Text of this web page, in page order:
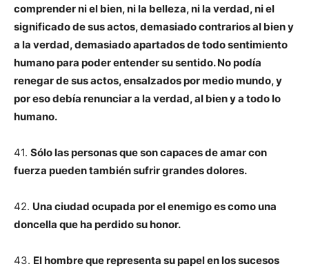
comprender ni el bien, ni la belleza, ni la verdad, ni el
significado de sus actos, demasiado contrarios al bien y
a la verdad, demasiado apartados de todo sentimiento
humano para poder entender su sentido. No podía
renegar de sus actos, ensalzados por medio mundo, y
por eso debía renunciar a la verdad, al bien y a todo lo
humano.
41. Sólo las personas que son capaces de amar con
fuerza pueden también sufrir grandes dolores.
42. Una ciudad ocupada por el enemigo es como una
doncella que ha perdido su honor.
43. El hombre que representa su papel en los sucesos